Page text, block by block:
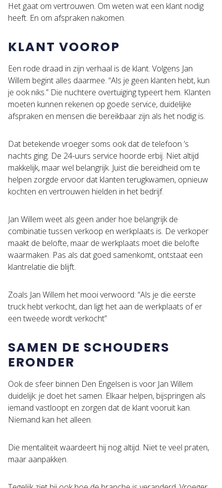
Het gaat om vertrouwen. Om weten wat een klant nodig
heeft. En om afspraken nakomen.
KLANT VOOROP
Een rode draad in zijn verhaal is de klant. Volgens Jan
Willem begint alles daarmee. “Als je geen klanten hebt, kun
je ook niks.” Die nuchtere overtuiging typeert hem. Klanten
moeten kunnen rekenen op goede service, duidelijke
afspraken en mensen die bereikbaar zijn als het nodig is.
Dat betekende vroeger soms ook dat de telefoon ’s
nachts ging. De 24-uurs service hoorde erbij. Niet altijd
makkelijk, maar wel belangrijk. Juist die bereidheid om te
helpen zorgde ervoor dat klanten terugkwamen, opnieuw
kochten en vertrouwen hielden in het bedrijf.
Jan Willem weet als geen ander hoe belangrijk de
combinatie tussen verkoop en werkplaats is. De verkoper
maakt de belofte, maar de werkplaats moet die belofte
waarmaken. Pas als dat goed samenkomt, ontstaat een
klantrelatie die blijft.
Zoals Jan Willem het mooi verwoord: “Als je die eerste
truck hebt verkocht, dan ligt het aan de werkplaats of er
een tweede wordt verkocht”
SAMEN DE SCHOUDERS
ERONDER
Ook de sfeer binnen Den Engelsen is voor Jan Willem
duidelijk: je doet het samen. Elkaar helpen, bijspringen als
iemand vastloopt en zorgen dat de klant vooruit kan.
Niemand kan het alleen.
Die mentaliteit waardeert hij nog altijd. Niet te veel praten,
maar aanpakken.